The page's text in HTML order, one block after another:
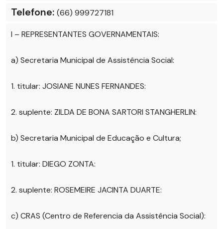
Telefone: (66) 999727181
I – REPRESENTANTES GOVERNAMENTAIS:
a) Secretaria Municipal de Assistência Social:
1. titular: JOSIANE NUNES FERNANDES:
2. suplente: ZILDA DE BONA SARTORI STANGHERLIN:
b) Secretaria Municipal de Educação e Cultura;
1. titular: DIEGO ZONTA:
2. suplente: ROSEMEIRE JACINTA DUARTE:
c) CRAS (Centro de Referencia da Assistência Social):